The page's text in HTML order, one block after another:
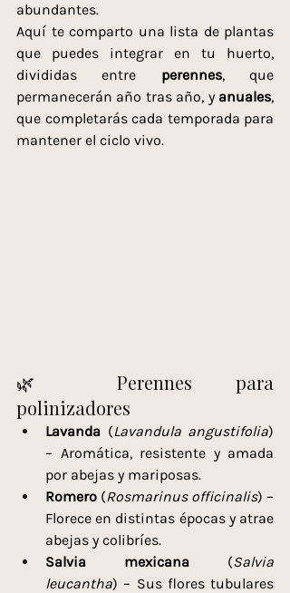
abundantes.
Aquí te comparto una lista de plantas
que puedes integrar en tu huerto,
divididas entre perennes, que
permanecerán año tras año, y anuales,
que completarás cada temporada para
mantener el ciclo vivo.
🌿 Perennes para
polinizadores
Lavanda (Lavandula angustifolia)
– Aromática, resistente y amada
por abejas y mariposas.
Romero (Rosmarinus officinalis) –
Florece en distintas épocas y atrae
abejas y colibríes.
Salvia mexicana (Salvia
leucantha) – Sus flores tubulares